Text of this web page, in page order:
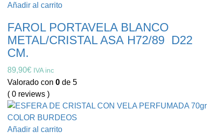
Añadir al carrito
FAROL PORTAVELA BLANCO
METAL/CRISTAL ASA H72/89 D22
CM.
89,90€ IVA inc
Valorado con 0 de 5
( 0 reviews )
Añadir al carrito